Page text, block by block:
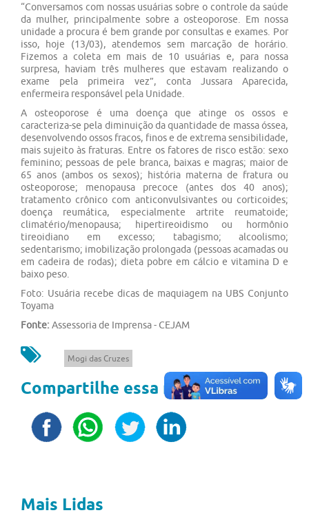
“Conversamos com nossas usuárias sobre o controle da saúde
da mulher, principalmente sobre a osteoporose. Em nossa
unidade a procura é bem grande por consultas e exames. Por
isso, hoje (13/03), atendemos sem marcação de horário.
Fizemos a coleta em mais de 10 usuárias e, para nossa
surpresa, haviam três mulheres que estavam realizando o
exame pela primeira vez”, conta Jussara Aparecida,
enfermeira responsável pela Unidade.
A osteoporose é uma doença que atinge os ossos e
caracteriza-se pela diminuição da quantidade de massa óssea,
desenvolvendo ossos fracos, finos e de extrema sensibilidade,
mais sujeito às fraturas. Entre os fatores de risco estão: sexo
feminino; pessoas de pele branca, baixas e magras; maior de
65 anos (ambos os sexos); história materna de fratura ou
osteoporose; menopausa precoce (antes dos 40 anos);
tratamento crônico com anticonvulsivantes ou corticoides;
doença reumática, especialmente artrite reumatoide;
climatério/menopausa; hipertireoidismo ou hormônio
tireoidiano em excesso; tabagismo; alcoolismo;
sedentarismo; imobilização prolongada (pessoas acamadas ou
em cadeira de rodas); dieta pobre em cálcio e vitamina D e
baixo peso.
Foto: Usuária recebe dicas de maquiagem na UBS Conjunto
Toyama
Fonte: Assessoria de Imprensa - CEJAM
Mogi das Cruzes
Compartilhe essa notícia
Mais Lidas